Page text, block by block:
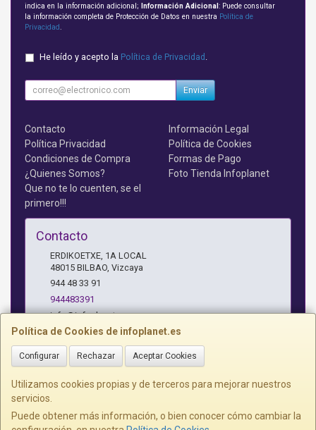
Política de Cookies de infoplanet.es
Configurar Rechazar Aceptar Cookies
Utilizamos cookies propias y de terceros para mejorar nuestros
servicios.
Puede obtener más información, o bien conocer cómo cambiar la
indica en la información adicional;
Información Adicional : Puede consultar
la información completa de Protección de Datos en nuestra Política de
Privacidad
He leído y acepto la Política de Privacidad
Enviar
Contacto
Información Legal
Política Privacidad
Política de Cookies
Condiciones de Compra
Formas de Pago
¿Quienes Somos?
Foto Tienda Infoplanet
Que no te lo cuenten, se el
primero!!!
Contacto
ERDIKOETXE, 1A LOCAL
48015 BILBAO Vizcaya
944 48 33 91
944483391
info@infoplanet.es
Horario
10 A 14:15 H Y 17:15 A 19:30 H